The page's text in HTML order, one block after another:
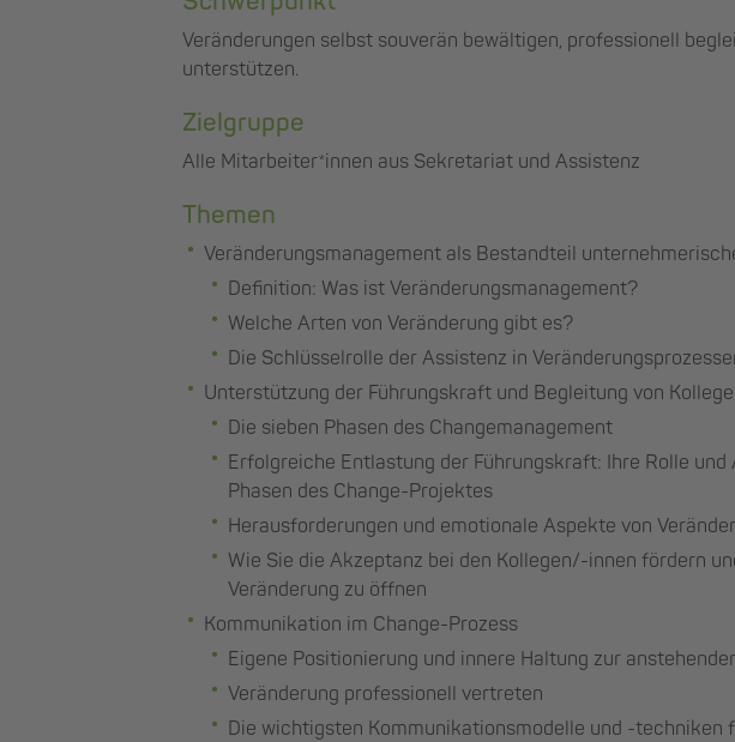
Veränderungen selbst souverän bewältigen, professionell
unterstützen.
Zielgruppe
Alle Mitarbeiter*innen aus Sekretariat und Assistenz
Themen
Veränderungsmanagement als Bestandteil
Definition: Was ist Veränderungsmanagement?
Welche Arten von Veränderung gibt es?
Die Schlüsselrolle der Assistenz in
Unterstützung der Führungskraft und Begleitung von
Die sieben Phasen des Changemanagement
Erfolgreiche Entlastung der Führungskraft: Ihre Rolle
Phasen des Change-Projektes
Herausforderungen und emotionale Aspekte von
Wie Sie die Akzeptanz bei den Kollegen/-innen fördern
Veränderung zu öffnen
Kommunikation im Change-Prozess
Eigene Positionierung und innere Haltung zur
Veränderung professionell vertreten
Die wichtigsten Kommunikationsmodelle und -techniken